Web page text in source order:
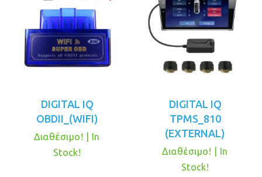
DIGITAL IQ
OBDII_(WIFI)
Διαθέσιμο! | In
Stock!
DIGITAL IQ
TPMS_810
(EXTERNAL)
Διαθέσιμο! | In
Stock!